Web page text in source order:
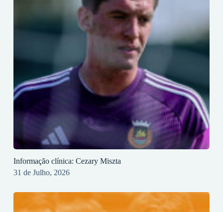
Informação clínica: Cezary Miszta
31 de Julho, 2026